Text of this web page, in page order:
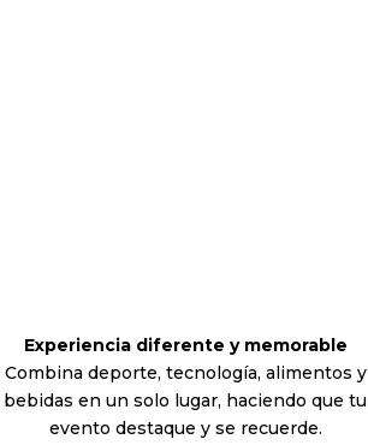
Experiencia diferente y memorable
Combina deporte, tecnología, alimentos y
bebidas en un solo lugar, haciendo que tu
evento destaque y se recuerde.